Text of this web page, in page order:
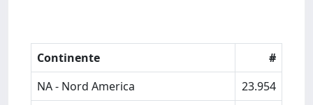
Continente
#
NA - Nord America
23.954